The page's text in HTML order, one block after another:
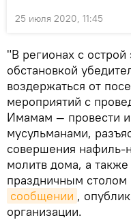
25 июля 2020, 11:45
"В регионах с
обстановкой
воздержаться от
мероприятий с
Имамам — провести
мусульманами,
совершения нафиль-
молитв дома, а
праздничным столом
сообщении ,
организации.